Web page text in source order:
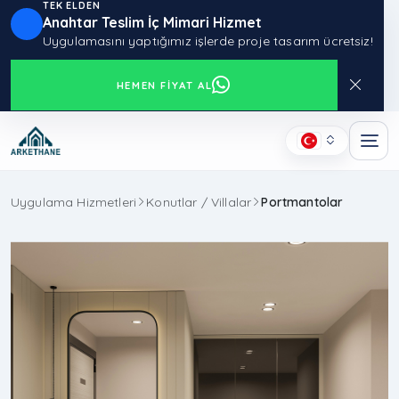
TEK ELDEN
Anahtar Teslim İç Mimari Hizmet
Uygulamasını yaptığımız işlerde proje tasarım ücretsiz!
HEMEN FIYAT AL
Uygulama Hizmetleri Konutlar / Villalar Portmantolar